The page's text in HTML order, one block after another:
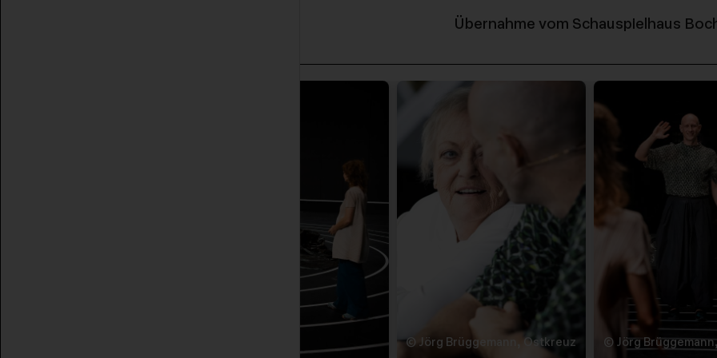
Übernahme vom Schauspielhaus
© Jörg Brüggemann, Ostkreuz © Jörg